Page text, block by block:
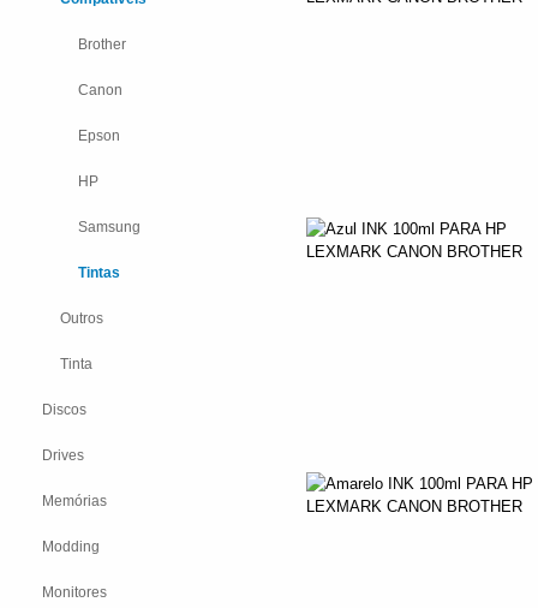
Brother
Canon
Epson
HP
Samsung
Tintas
Outros
Tinta
Discos
Drives
Memórias
Modding
Monitores